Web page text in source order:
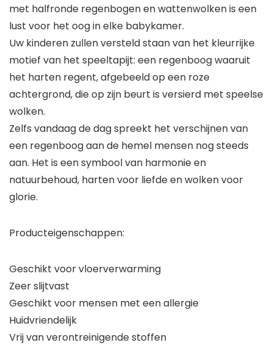
met halfronde regenbogen en wattenwolken is een
lust voor het oog in elke babykamer.
Uw kinderen zullen versteld staan van het kleurrijke
motief van het speeltapijt: een regenboog waaruit
het harten regent, afgebeeld op een roze
achtergrond, die op zijn beurt is versierd met speelse
wolken.
Zelfs vandaag de dag spreekt het verschijnen van
een regenboog aan de hemel mensen nog steeds
aan. Het is een symbool van harmonie en
natuurbehoud, harten voor liefde en wolken voor
glorie.
Producteigenschappen:
Geschikt voor vloerverwarming
Zeer slijtvast
Geschikt voor mensen met een allergie
Huidvriendelijk
Vrij van verontreinigende stoffen